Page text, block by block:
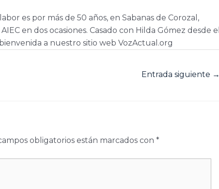
es por más de 50 años, en Sabanas de Corozal,
en dos ocasiones. Casado con Hilda Gómez desde el
a nuestro sitio web VozActual.org
Entrada siguiente →
obligatorios están marcados con *